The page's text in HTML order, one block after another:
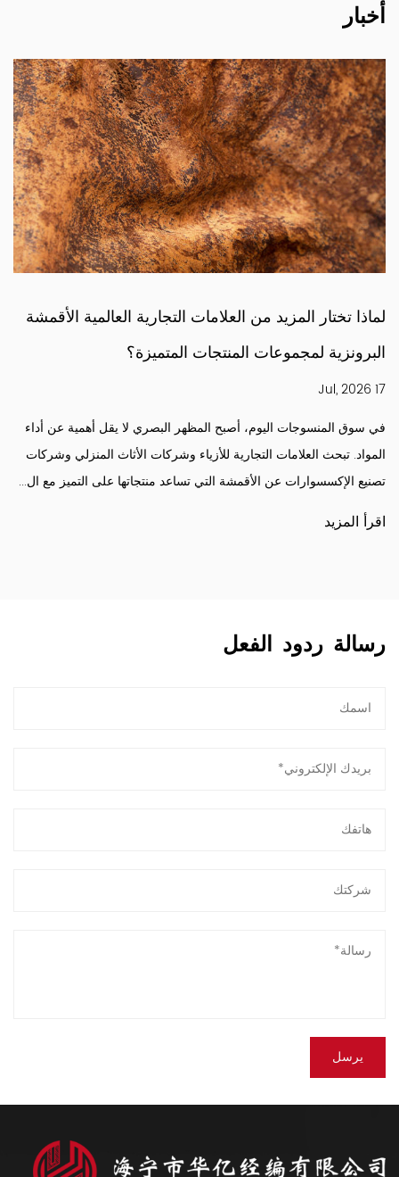
أخبار
لماذا تختار المزيد من العلامات التجارية العالمية الأقمشة
البرونزية لمجموعات المنتجات المتميزة؟
17 Jul, 2026
في سوق المنسوجات اليوم، أصبح المظهر البصري لا يقل أهمية عن أداء
المواد. تبحث العلامات التجارية للأزياء وشركات الأثاث المنزلي وشركات
تصنيع الإكسسوارات عن الأقمشة التي تساعد منتجاتها على التميز مع ال...
اقرأ المزيد
رسالة ردود الفعل